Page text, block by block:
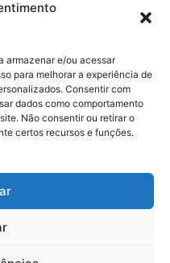
armazenar e/ou acessar
para melhorar a experiência de
Consentir com
dados como comportamento
Não consentir ou retirar o
certos recursos e funções.